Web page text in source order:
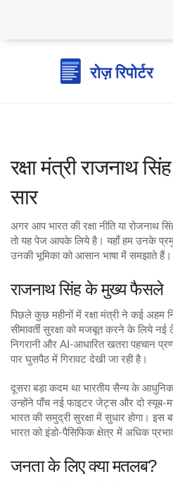
रक्षा मंत्री राजनाथ
सार
अगर आप भारत की रक्षा नीति या रोजनाथ
तो यह पेज आपके लिये है। यहाँ हम उनके
उनकी भूमिका को आसान भाषा में समझाते हैं।
राजनाथ सिंह के मुख्य फैसले
पिछले कुछ महीनों में रक्षा मंत्री ने कई अहम
सीमावर्ती सुरक्षा को मजबूत करने के लिये नई
निगरानी और AI‑आधारित खतरा पहचान
पार घुसपैठ में गिरावट देखी जा रही है।
दूसरा बड़ा कदम था भारतीय सैन्य के
उन्होंने पाँच नई फाइटर जेट्स और दो
भारत की समुद्री सुरक्षा में सुधार होगा। इस
भारत को इंडो‑पैसिफिक क्षेत्र में अधिक
जनता के लिए क्या मतलब?